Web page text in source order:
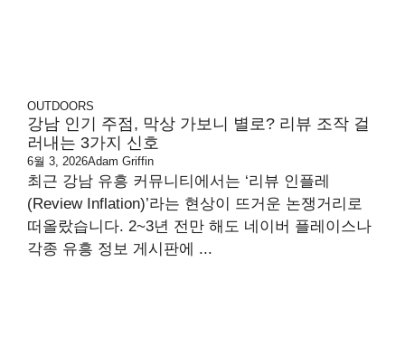
OUTDOORS
강남 인기 주점, 막상 가보니 별로? 리뷰 조작 걸
러내는 3가지 신호
6월 3, 2026Adam Griffin
최근 강남 유흥 커뮤니티에서는 ‘리뷰 인플레
(Review Inflation)’라는 현상이 뜨거운 논쟁거리로
떠올랐습니다. 2~3년 전만 해도 네이버 플레이스나
각종 유흥 정보 게시판에 ...